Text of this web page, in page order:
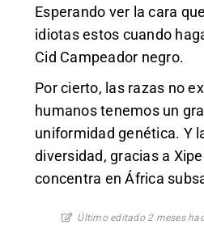
Esperando ver la cara
idiotas estos cuando
Cid Campeador negro.
Por cierto, las razas no
humanos tenemos un
uniformidad genética. Y
diversidad, gracias a
concentra en África
Último editado 2 meses